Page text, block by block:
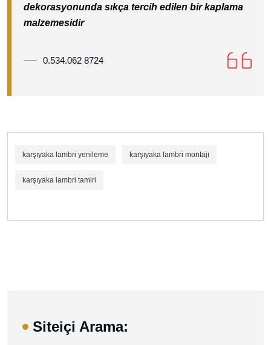
dekorasyonunda sıkça tercih edilen bir kaplama
malzemesidir
0.534.062 8724
karşıyaka lambri yenileme karşıyaka lambri montajı
karşıyaka lambri tamiri
Siteiçi Arama: